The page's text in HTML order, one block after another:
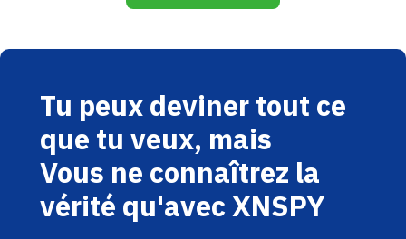
Tu peux deviner tout ce
que tu veux, mais
Vous ne connaîtrez la
vérité qu'avec XNSPY